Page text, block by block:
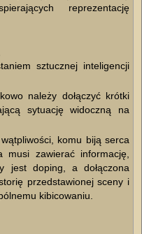
reprezentację
sztucznej inteligencji
należy dołączyć krótki
sytuację widoczną na
komu biją serca
musi zawierać informację,
jest doping, a dołączona
przedstawionej sceny i
kibicowaniu.